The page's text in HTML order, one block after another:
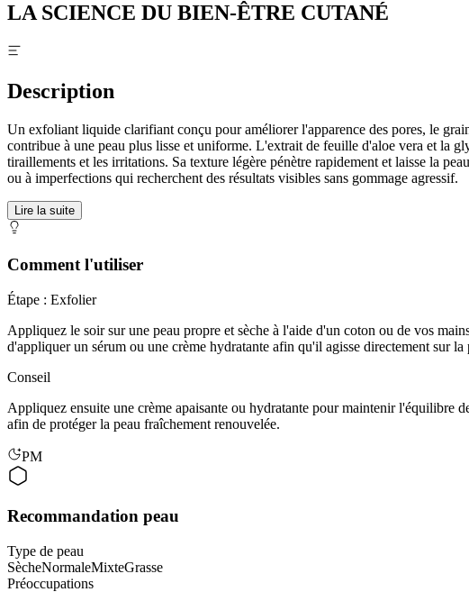
LA SCIENCE DU BIEN-ÊTRE CUTANÉ
Description
Un exfoliant liquide clarifiant conçu pour améliorer l'apparence des pores, le
contribue à une peau plus lisse et uniforme. L'extrait de feuille d'aloe vera et la
tiraillements et les irritations. Sa texture légère pénètre rapidement et laisse la
ou à imperfections qui recherchent des résultats visibles sans gommage agressif.
Lire la suite
Comment l'utiliser
Étape : Exfolier
Appliquez le soir sur une peau propre et sèche à l'aide d'un coton ou de vos
d'appliquer un sérum ou une crème hydratante afin qu'il agisse directement sur
Conseil
Appliquez ensuite une crème apaisante ou hydratante pour maintenir l'équilibre
afin de protéger la peau fraîchement renouvelée.
PM
Recommandation peau
Type de peau
SècheNormaleMixteGrasse
Préoccupations